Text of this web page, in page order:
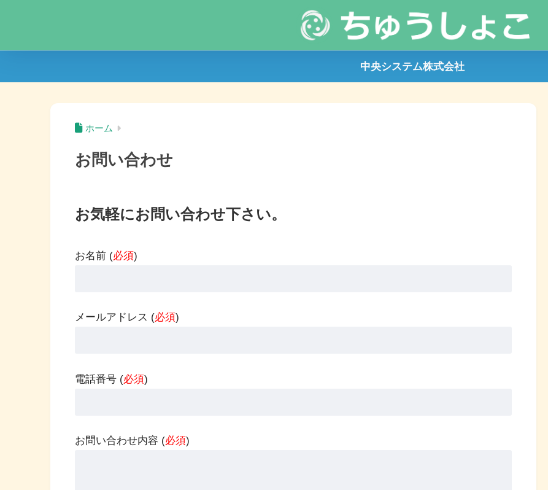
中央システム株式会社
ホーム
お問い合わせ
お気軽にお問い合わせ下さい。
お名前 (必須)
メールアドレス (必須)
電話番号 (必須)
お問い合わせ内容 (必須)